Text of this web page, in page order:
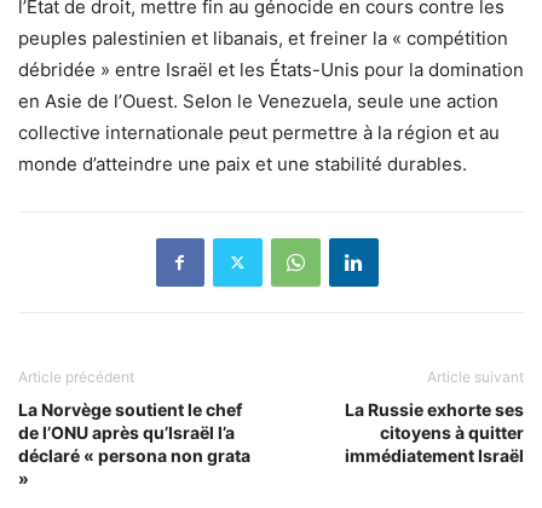
l’État de droit, mettre fin au génocide en cours contre les
peuples palestinien et libanais, et freiner la « compétition
débridée » entre Israël et les États-Unis pour la domination
en Asie de l’Ouest. Selon le Venezuela, seule une action
collective internationale peut permettre à la région et au
monde d’atteindre une paix et une stabilité durables.
Article précédent
La Norvège soutient le chef
de l’ONU après qu’Israël l’a
déclaré « persona non grata
»
Article suivant
La Russie exhorte ses
citoyens à quitter
immédiatement Israël